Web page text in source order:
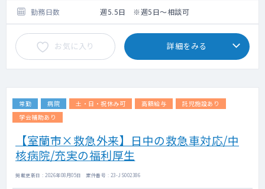
勤務日数 週5.5日 ※週5日～相談可
お気に入り 詳細をみる
常勤 病院 土・日・祝休み可 高額給与
託児施設あり
学会補助あり
【室蘭市×救急外来】日中の救急車対応/中
核病院/充実の福利厚生
掲載更新日 : 2026年08月05日 案件番号 : 23-JS002386